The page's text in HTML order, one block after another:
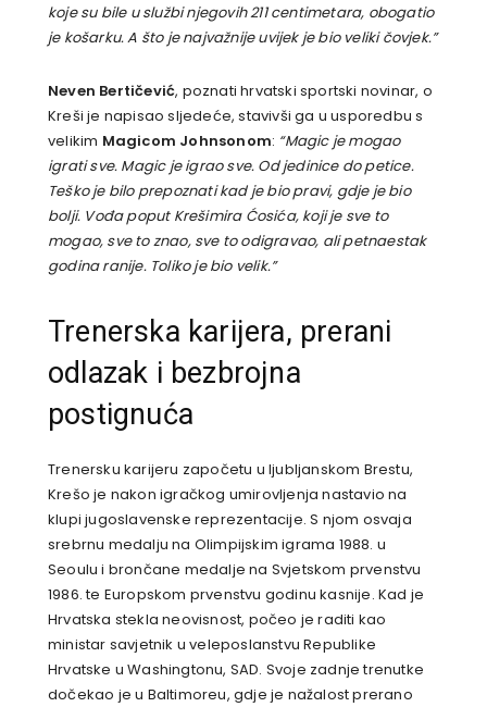
koje su bile u službi njegovih 211 centimetara, obogatio
je košarku. A što je najvažnije uvijek je bio veliki čovjek.”
Neven Bertičević, poznati hrvatski sportski novinar, o
Kreši je napisao sljedeće, stavivši ga u usporedbu s
velikim Magicom Johnsonom: “Magic je mogao
igrati sve. Magic je igrao sve. Od jedinice do petice.
Teško je bilo prepoznati kad je bio pravi, gdje je bio
bolji. Vođa poput Krešimira Ćosića, koji je sve to
mogao, sve to znao, sve to odigravao, ali petnaestak
godina ranije. Toliko je bio velik.”
Trenerska karijera, prerani
odlazak i bezbrojna
postignuća
Trenersku karijeru započetu u ljubljanskom Brestu,
Krešo je nakon igračkog umirovljenja nastavio na
klupi jugoslavenske reprezentacije. S njom osvaja
srebrnu medalju na Olimpijskim igrama 1988. u
Seoulu i brončane medalje na Svjetskom prvenstvu
1986. te Europskom prvenstvu godinu kasnije. Kad je
Hrvatska stekla neovisnost, počeo je raditi kao
ministar savjetnik u veleposlanstvu Republike
Hrvatske u Washingtonu, SAD. Svoje zadnje trenutke
dočekao je u Baltimoreu, gdje je nažalost prerano